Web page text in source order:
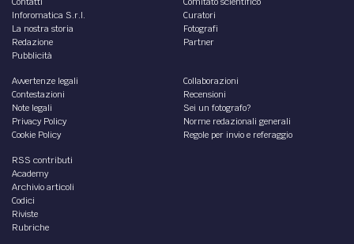
Inforomatica S.r.l.
La nostra storia
Redazione
Pubblicità
Curatori
Fotografi
Partner
Avvertenze legali
Contestazioni
Note legali
Privacy Policy
Cookie Policy
Collaborazioni
Recensioni
Sei un fotografo?
Norme redazionali generali
Regole per invio e referaggio
RSS contributi
Academy
Archivio articoli
Codici
Riviste
Rubriche